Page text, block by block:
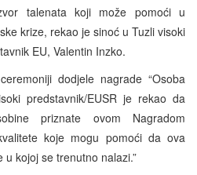
talenata koji može pomoći u
krize, rekao je sinoć u Tuzli visoki
EU, Valentin Inzko.
dodjele nagrade “Osoba
predstavnik/EUSR je rekao da
priznate ovom Nagradom
koje mogu pomoći da ova
kojoj se trenutno nalazi.”